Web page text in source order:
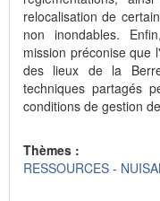
relocalisation de
non inondables.
mission préconise que
des lieux de la
techniques partagés
conditions de gestion
Thèmes :
RESSOURCES -